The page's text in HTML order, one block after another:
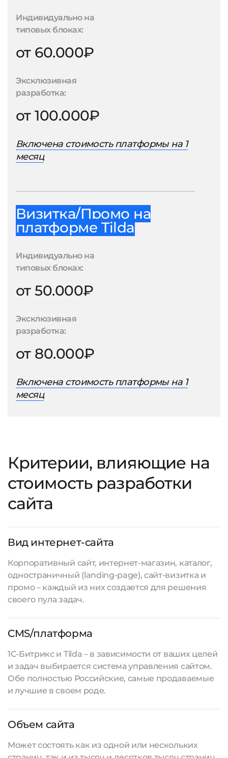
Индивидуально на
типовых блоках:
от 60.000₽
Эксклюзивная
разработка:
от 100.000₽
Включена стоимость платформы на 1
месяц
Визитка/Промо на
платформе Tilda
Индивидуально на
типовых блоках:
от 50.000₽
Эксклюзивная
разработка:
от 80.000₽
Включена стоимость платформы на 1
месяц
Критерии, влияющие на
стоимость разработки
сайта
Вид интернет-сайта
Корпоративный сайт, интернет-магазин, каталог,
одностраничный (landing-page), сайт-визитка и
промо – каждый из них создается для решения
своего пула задач.
CMS/платформа
1С-Битрикс и Tilda – в зависимости от ваших целей
и задач выбирается система управления сайтом.
Обе полностью Российские, самые продаваемые
и лучшие в своем роде.
Объем сайта
Может состоять как из одной или нескольких